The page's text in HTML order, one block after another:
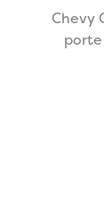
Chevy